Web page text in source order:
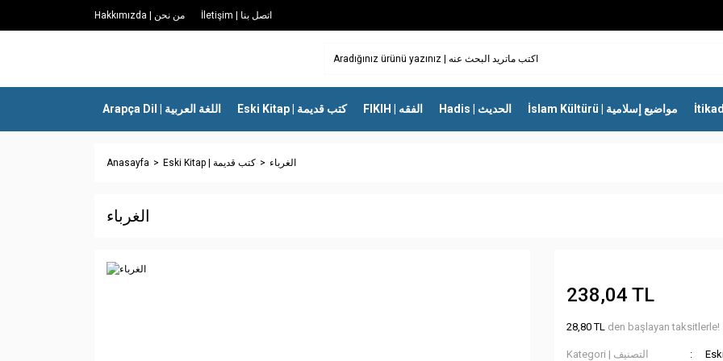
Hakkımızda | من نحن İletişim | اتصل بنا
Arapça Dil | اللغة العربية Eski Kitap | كتب قديمة FIKIH | الفقه Hadis | الحديث İslam Kültürü | مواضيع إسلامية
Anasayfa Eski Kitap | كتب قديمة الغرباء
الغرباء
238,04 TL
28,80 TL den başlayan taksitlerle!
Kategori | التصنيف